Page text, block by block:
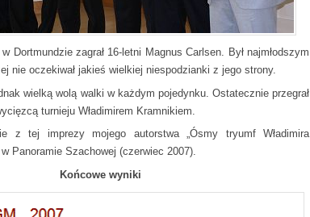
Dortmundzie zagrał 16-letni Magnus Carlsen. Był najmłodszym
nie oczekiwał jakieś wielkiej niespodzianki z jego strony.
wielką wolą walki w każdym pojedynku. Ostatecznie przegrał
turnieju Władimirem Kramnikiem.
z tej imprezy mojego autorstwa „Ósmy tryumf Władimira
w Panoramie Szachowej (czerwiec 2007).
Końcowe wyniki